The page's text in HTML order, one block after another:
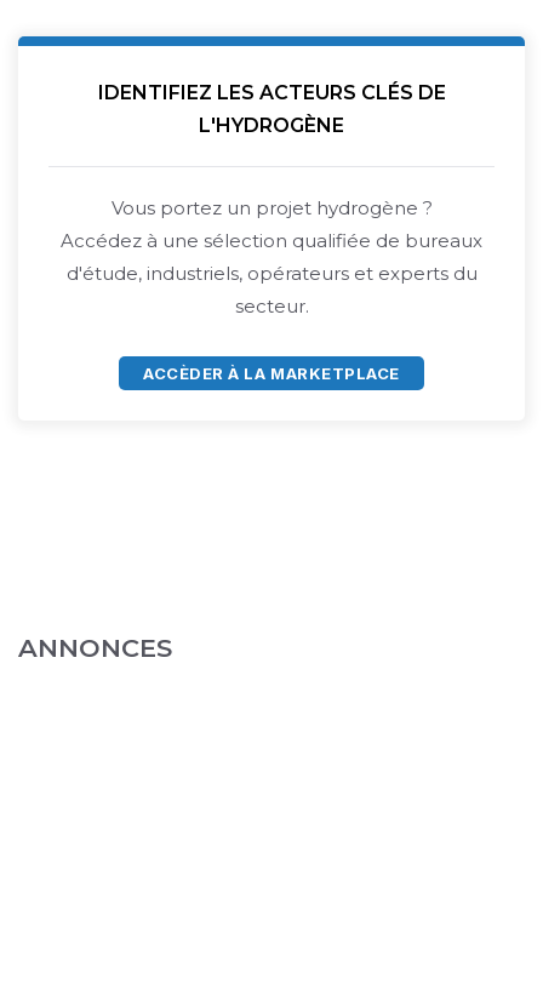
IDENTIFIEZ LES ACTEURS CLÉS DE
L'HYDROGÈNE
Vous portez un projet hydrogène ?
Accédez à une sélection qualifiée de bureaux
d'étude, industriels, opérateurs et experts du
secteur.
ACCÈDER À LA MARKETPLACE
ANNONCES